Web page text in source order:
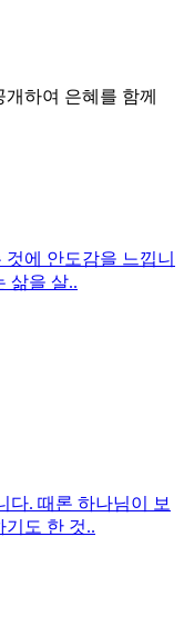
하여 은혜를 함께
에 안도감을 느낍니
삶을 살..
다. 때론 하나님이 보
기도 한 것..